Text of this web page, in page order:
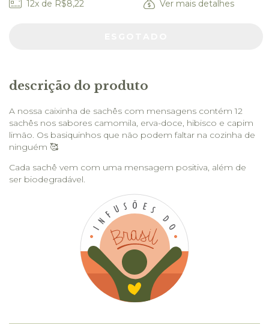
12x de R$8,22 Ver mais detalhes
descrição do produto
A nossa caixinha de sachês com mensagens contém 12
sachês nos sabores camomila, erva-doce, hibisco e capim
limão. Os basiquinhos que não podem faltar na cozinha de
ninguém 🥰
Cada sachê vem com uma mensagem positiva, além de
ser biodegradável.